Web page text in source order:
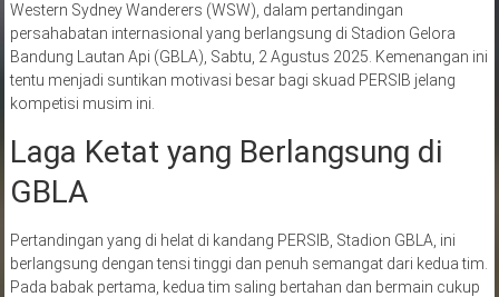
Western Sydney Wanderers (WSW), dalam pertandingan
persahabatan internasional yang berlangsung di Stadion Gelora
Bandung Lautan Api (GBLA), Sabtu, 2 Agustus 2025. Kemenangan ini
tentu menjadi suntikan motivasi besar bagi skuad PERSIB jelang
kompetisi musim ini.
Laga Ketat yang Berlangsung di
GBLA
Pertandingan yang di helat di kandang PERSIB, Stadion GBLA, ini
berlangsung dengan tensi tinggi dan penuh semangat dari kedua tim.
Pada babak pertama, kedua tim saling bertahan dan bermain cukup